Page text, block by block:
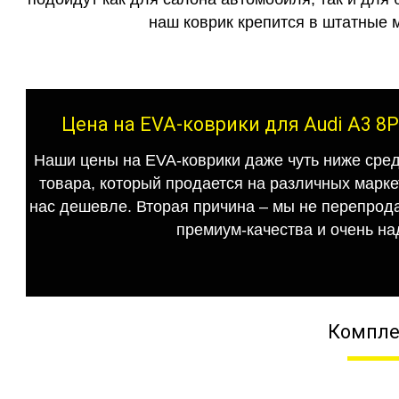
наш коврик крепится в штатные
Цена на EVA-коврики для Audi A3
Наши цены на EVA-коврики даже чуть ниже
товара, который продается на различных
нас дешевле. Вторая причина – мы не
премиум-качества и очень